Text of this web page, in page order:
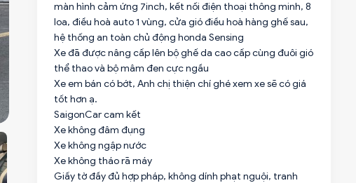
màn hình cảm ứng 7inch, kết nối điện thoại thông minh, 8
loa, điều hoà auto 1 vùng, cửa gió điều hoà hàng ghế sau,
hệ thống an toàn chủ động honda Sensing
Xe đã được nâng cấp lên bộ ghế da cao cấp cùng đuôi gió
thể thao và bộ mâm đen cực ngầu
Xe em bán có bớt, Anh chị thiện chí ghé xem xe sẽ có giá
tốt hơn ạ.
SaigonCar cam kết
Xe không đâm đụng
Xe không ngập nước
Xe không tháo rã máy
Giấy tờ đầy đủ hợp pháp, không dính phạt nguội, tranh